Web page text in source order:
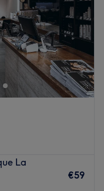
La
€59